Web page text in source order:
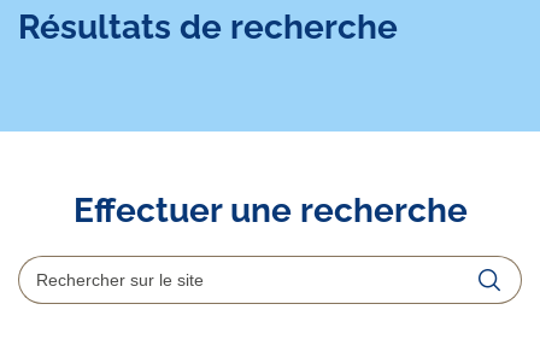
d'Ariane
Résultats de recherche
Effectuer une recherche